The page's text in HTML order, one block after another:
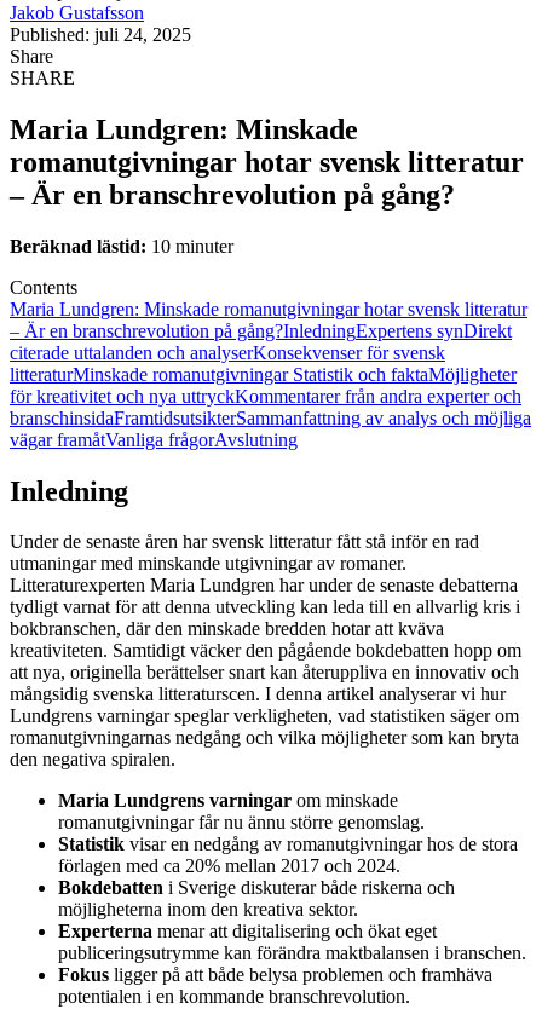
Jakob Gustafsson
Published: juli 24, 2025
Share
SHARE
Maria Lundgren: Minskade
romanutgivningar hotar svensk litteratur
– Är en branschrevolution på gång?
Beräknad lästid: 10 minuter
Contents
Maria Lundgren: Minskade romanutgivningar hotar svensk litteratur
– Är en branschrevolution på gång?InledningExpertens synDirekt
citerade uttalanden och analyserKonsekvenser för svensk
litteraturMinskade romanutgivningar Statistik och faktaMöjligheter
för kreativitet och nya uttryckKommentarer från andra experter och
branschinsidaFramtidsutsikterSammanfattning av analys och möjliga
vägar framåtVanliga frågorAvslutning
Inledning
Under de senaste åren har svensk litteratur fått stå inför en rad
utmaningar med minskande utgivningar av romaner.
Litteraturexperten Maria Lundgren har under de senaste debatterna
tydligt varnat för att denna utveckling kan leda till en allvarlig kris i
bokbranschen, där den minskade bredden hotar att kväva
kreativiteten. Samtidigt väcker den pågående bokdebatten hopp om
att nya, originella berättelser snart kan återuppliva en innovativ och
mångsidig svenska litteraturscen. I denna artikel analyserar vi hur
Lundgrens varningar speglar verkligheten, vad statistiken säger om
romanutgivningarnas nedgång och vilka möjligheter som kan bryta
den negativa spiralen.
Maria Lundgrens varningar om minskade
romanutgivningar får nu ännu större genomslag.
Statistik visar en nedgång av romanutgivningar hos de stora
förlagen med ca 20% mellan 2017 och 2024.
Bokdebatten i Sverige diskuterar både riskerna och
möjligheterna inom den kreativa sektor.
Experterna menar att digitalisering och ökat eget
publiceringsutrymme kan förändra maktbalansen i branschen.
Fokus ligger på att både belysa problemen och framhäva
potentialen i en kommande branschrevolution.